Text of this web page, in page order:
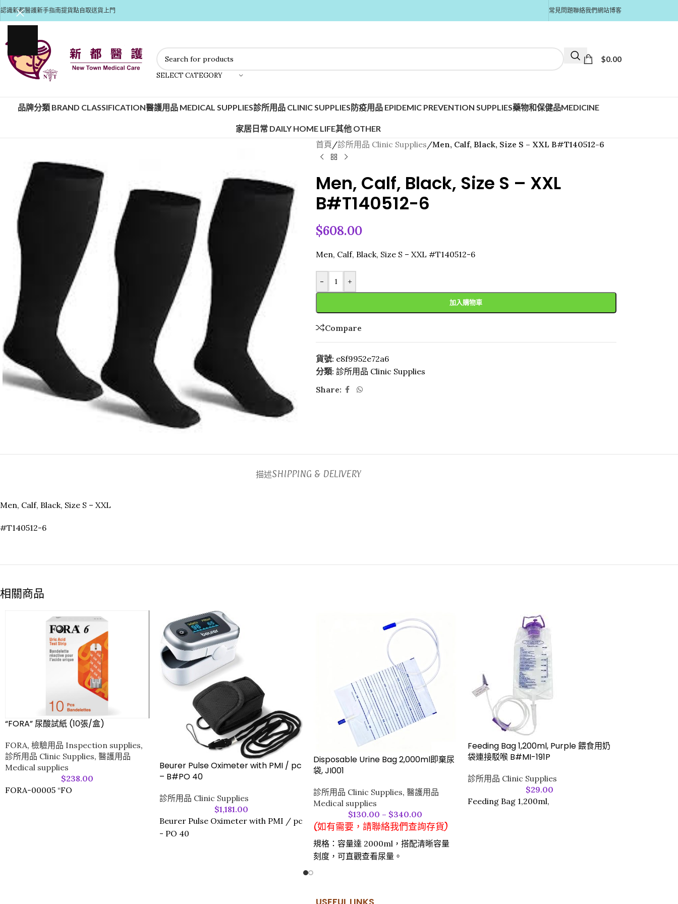
認識新都醫護新手指南提貨點自取送貨上門 常見問題聯絡我們網站博客
SELECT CATEGORY
$0.00
品牌分類 BRAND CLASSIFICATION醫護用品 MEDICAL SUPPLIES診所用品 CLINIC SUPPLIES防疫用品 EPIDEMIC PREVENTION SUPPLIES藥物和保健品MEDICINE
家居日常 DAILY HOME LIFE其他 OTHER
首頁/診所用品 Clinic Supplies/Men, Calf, Black, Size S – XXL B#T140512-6
Men, Calf, Black, Size S – XXL
B#T140512-6
$608.00
Men, Calf, Black, Size S – XXL #T140512-6
- +
加入購物車
Compare
貨號: e8f9952e72a6
分類: 診所用品 Clinic Supplies
Share:
描述SHIPPING & DELIVERY
Men, Calf, Black, Size S – XXL
#T140512-6
相關商品
“FORA” 尿酸試紙 (10張/盒)
FORA, 檢驗用品 Inspection supplies,
診所用品 Clinic Supplies, 醫護用品
Medical supplies
$238.00
FORA-00005 “FO
Beurer Pulse Oximeter with PMI / pc
– B#PO 40
診所用品 Clinic Supplies
$1,181.00
Beurer Pulse Oximeter with PMI / pc
- PO 40
Disposable Urine Bag 2,000ml即棄尿
袋, JI001
診所用品 Clinic Supplies, 醫護用品
Medical supplies
$130.00 – $340.00
(如有需要，請聯絡我們查詢存貨)
規格：容量達 2000ml，搭配清晰容量
刻度，可直觀查看尿量。​
且不含天然橡膠乳膠，降低過敏風險。​
Feeding Bag 1,200ml, Purple 餵食用奶
袋連接駁喉 B#MI-191P
診所用品 Clinic Supplies
$29.00
Feeding Bag 1,200ml,